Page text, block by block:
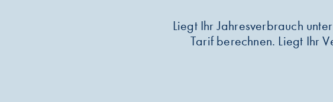
Liegt Ihr Jahresverbrauch
Tarif berechnen. Liegt Ihr